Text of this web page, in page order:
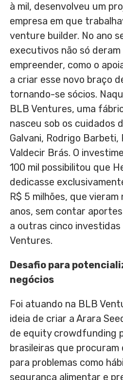
à mil, desenvolveu um
empresa em que
venture builder. No ano
executivos não só
empreender, como o
a criar esse novo braço
tornando-se sócios.
BLB Ventures, uma
nasceu sob os cuidados
Galvani, Rodrigo Barbeti,
Valdecir Brás. O
100 mil possibilitou que
dedicasse
R$ 5 milhões, que
anos, sem contar
a outras cinco investidas
Ventures.
Desafio para
negócios
Foi atuando na BLB
ideia de criar a Arara
de equity crowdfunding
brasileiras que
para problemas como
segurança alimentar e